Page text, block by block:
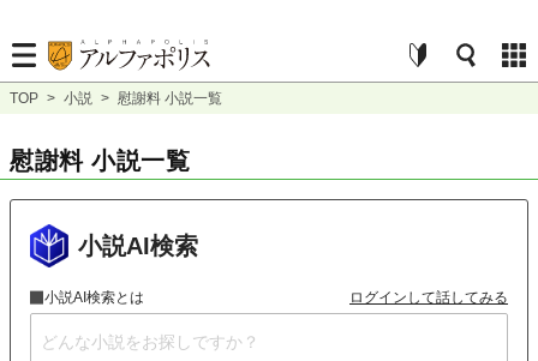
TOP > 小説 > 慰謝料 小説一覧
慰謝料 小説一覧
小説AI検索
小説AI検索とは ログインして話してみる